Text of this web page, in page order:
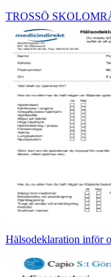
TROSSÖ
Hälsodeklaration inför